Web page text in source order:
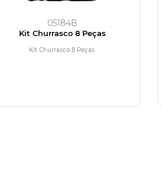
05184B
Kit Churrasco 8 Peças
Kit Churrasco 8 Peças.